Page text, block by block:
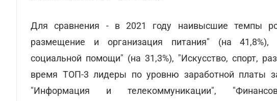
Для сравнения - в 2021 году наивысшие темпы
размещение и организация питания" (на 41,8%),
социальной помощи" (на 31,3%), "Искусство, спорт,
время ТОП-3 лидеры по уровню заработной платы
"Информация и телекоммуникации",